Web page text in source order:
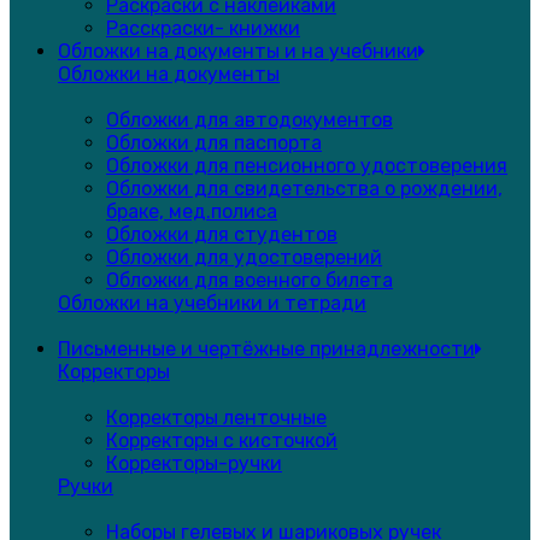
Раскраски с наклейками
Расскраски- книжки
Обложки на документы и на учебники
Обложки на документы
Обложки для автодокументов
Обложки для паспорта
Обложки для пенсионного удостоверения
Обложки для свидетельства о рождении,
браке, мед.полиса
Обложки для студентов
Обложки для удостоверений
Обложки для военного билета
Обложки на учебники и тетради
Письменные и чертёжные принадлежности
Корректоры
Корректоры ленточные
Корректоры с кисточкой
Корректоры-ручки
Ручки
Наборы гелевых и шариковых ручек